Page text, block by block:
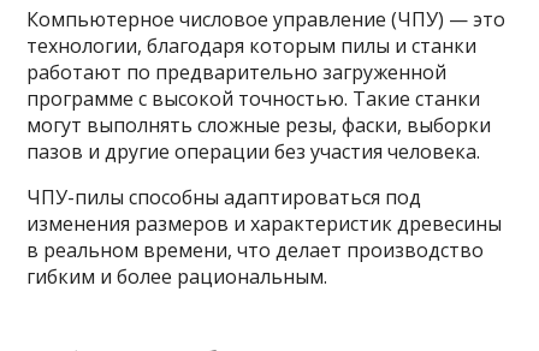
Компьютерное числовое управление (ЧПУ) — это
технологии, благодаря которым пилы и станки
работают по предварительно загруженной
программе с высокой точностью. Такие станки
могут выполнять сложные резы, фаски, выборки
пазов и другие операции без участия человека.
ЧПУ-пилы способны адаптироваться под
изменения размеров и характеристик древесины
в реальном времени, что делает производство
гибким и более рациональным.